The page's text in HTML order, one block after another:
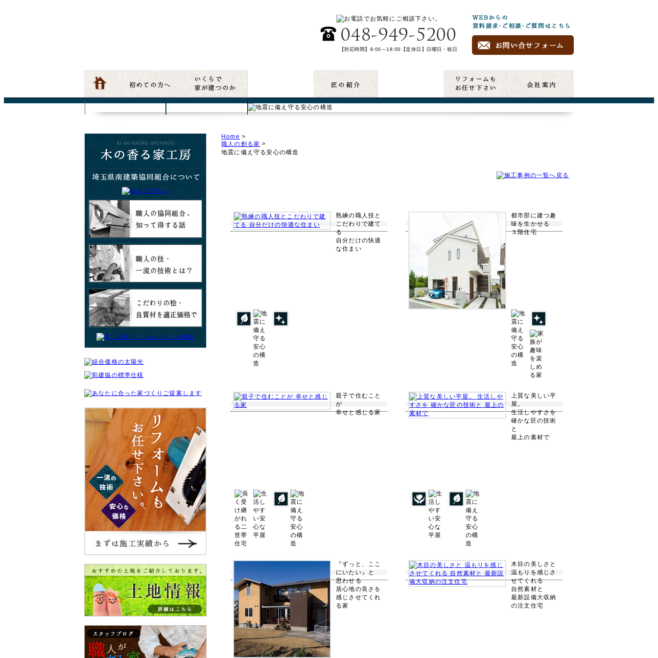
【対応時間】9:00～18:00【定休日】日曜日・祝日
Home >
職人の創る家 >
地震に備え守る安心の構造
熟練の職人技と
こだわりで建て
る
自分だけの快適
な住まい
都市部に建つ趣
味を生かせる
３階住宅
親子で住むこと
が
幸せと感じる家
上質な美しい平
屋。
生活しやすさを
確かな匠の技術
と
最上の素材で
『ずっと、ここ
にいたい』と
思わせる
居心地の良さを
感じさせてくれ
る家
木目の美しさと
温もりを感じさ
せてくれる
自然素材と
最新設備大収納
の注文住宅